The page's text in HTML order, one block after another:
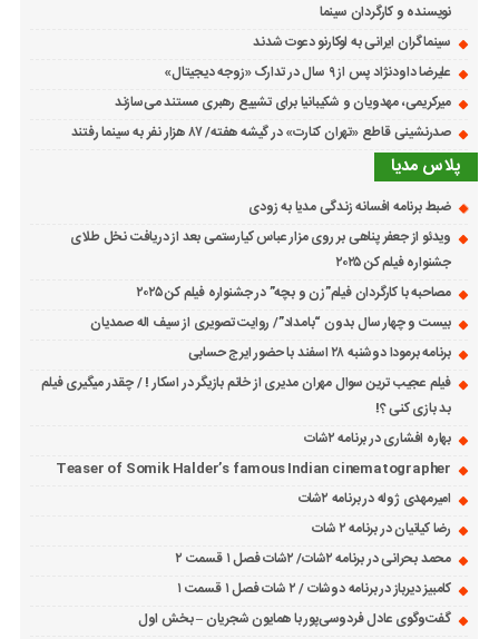
نویسنده و کارگردان سینما
سینماگران ایرانی به لوکارنو دعوت شدند
علیرضا داودنژاد پس از ۹ سال در تدارک «زوجه دیجیتال»
میرکریمی، مهدویان و شکیبانیا برای تشییع رهبری مستند می‌سازند
صدرنشینی قاطع «تهران کنارت» در گیشه هفته/ ۸۷ هزار نفر به سینما رفتند
پلاس مدیا
ضبط برنامه افسانه زندگی مدیا به زودی
ویدئو از جعفر پناهی بر روی مزار عباس کیارستمی بعد از دریافت نخل طلای
جشنواره فیلم کن ۲۰۲۵
مصاحبه با کارگردان فیلم”زن و بچه” در جشنواره فیلم کن ۲۰۲۵
بیست و چهار سال بدون “بامداد”/ روایت تصویری از سیف اله صمدیان
برنامه برمودا دوشنبه ۲۸ اسفند با حضور ایرج حسابی
فیلم عجیب ترین سوال مهران مدیری از خانم بازیگر در اسکار ! / چقدر میگیری فیلم
بد بازی کنی ؟!
بهاره افشاری در برنامه ۲شات
Teaser of Somik Halder’s famous Indian cinematographer
امیرمهدی ژوله در برنامه ۲شات
رضا کیانیان در برنامه ۲ شات
محمد بحرانی در برنامه ۲شات/ ۲شات فصل ۱ قسمت ۲
کامبیز دیرباز در برنامه دوشات / ۲ شات فصل ۱ قسمت ۱
گفت‌وگوی عادل فردوسی‌پور با همایون شجریان – بخش اول